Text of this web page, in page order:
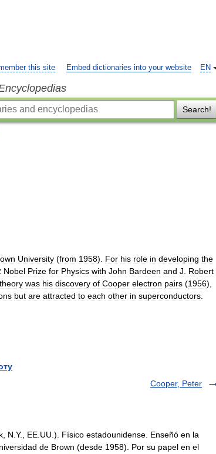
EN
this site Embed dictionaries into your website
Search!
University (from 1958). For his role in developing the
Nobel Prize for Physics with John Bardeen and J
Robert
theory was his discovery of Cooper electron pairs (1956),
but are attracted to each other in superconductors
Cooper, Peter
N.Y., EE.UU.). Físico estadounidense. Enseñó en la
de Brown (desde 1958). Por su papel en el